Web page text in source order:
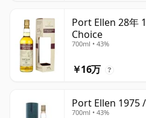
Port Ellen 28年
Choice
700ml • 43%
￥16万 ?
Port Ellen 1975
700ml • 43%